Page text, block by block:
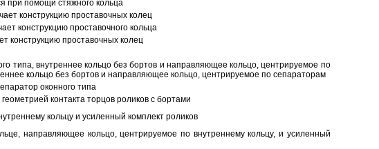
при помощи стяжного кольца
конструкцию проставочных колец
конструкцию проставочного кольца
конструкцию проставочных колец
типа, внутреннее кольцо без бортов и направляющее кольцо, центрируемое по
кольцо без бортов и направляющее кольцо, центрируемое по сепараторам
оконного типа
контакта торцов роликов с бортами
кольцу и усиленный комплект роликов
направляющее кольцо, центрируемое по внутреннему кольцу, и усиленный